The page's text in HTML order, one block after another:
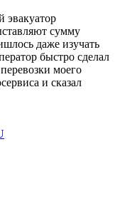
эвакуатор
сумму
даже изучать
быстро сделал
моего
и сказал